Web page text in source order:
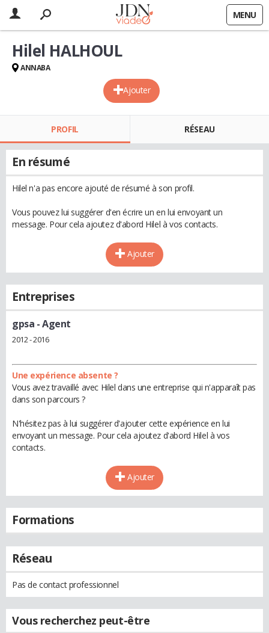
MENU
Ajouter
Hilel HALHOUL
ANNABA
PROFIL RÉSEAU
En résumé
Hilel n'a pas encore ajouté de résumé à son profil.
Vous pouvez lui suggérer d'en écrire un en lui envoyant un
message. Pour cela ajoutez d'abord Hilel à vos contacts.
Ajouter
Entreprises
gpsa - Agent
2012 - 2016
Une expérience absente ?
Vous avez travaillé avec Hilel dans une entreprise qui n'apparaît pas
dans son parcours ?
N'hésitez pas à lui suggérer d'ajouter cette expérience en lui
envoyant un message. Pour cela ajoutez d'abord Hilel à vos
contacts.
Ajouter
Formations
Réseau
Pas de contact professionnel
Vous recherchez peut-être